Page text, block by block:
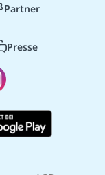
Partner
Presse